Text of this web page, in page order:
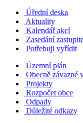
Úřední deska
Aktuality
Kalendář akcí
Zasedání
Potřebuji vyřídit
Územní plán
Obecně závazné
Projekty
Rozpočet obce
Odpady
Důležité odkazy